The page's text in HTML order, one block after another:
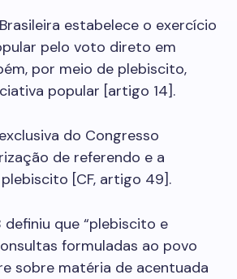
estabelece o exercício
pelo voto direto em
por meio de plebiscito,
popular [artigo 14].
do Congresso
de referendo e a
[CF, artigo 49].
definiu que “plebiscito e
formuladas ao povo
sobre matéria de acentuada